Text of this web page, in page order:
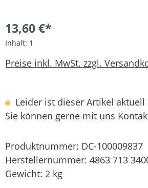
13,60 €*
Inhalt: 1
Preise inkl. MwSt. zzgl.
Leider ist dieser Artikel
Sie können gerne mit uns
Produktnummer: DC-100009837
Herstellernummer: 4863 713
Gewicht: 2 kg